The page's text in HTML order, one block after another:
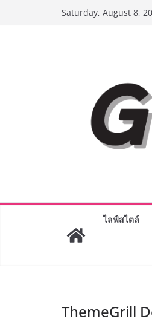
Saturday, August 8,
ไลฟ์สไตล์
ThemeGrill